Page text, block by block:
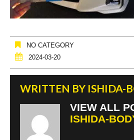
NO CATEGORY
2024-03-20
WRITTEN BY ISHIDA-
VIEW ALL
ISHIDA-